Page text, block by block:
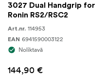
3027 Dual Handgrip for
Ronin RS2/RSC2
Art.nr. 114953
EAN 6941590003122
Noliktavā
144,90 €